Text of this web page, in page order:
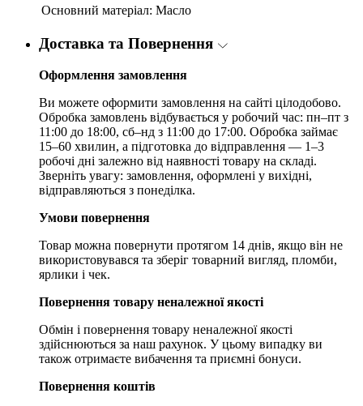
Основний матеріал: Масло
Доставка та Повернення
Оформлення замовлення
Ви можете оформити замовлення на сайті цілодобово.
Обробка замовлень відбувається у робочий час: пн–пт з
11:00 до 18:00, сб–нд з 11:00 до 17:00. Обробка займає
15–60 хвилин, а підготовка до відправлення — 1–3
робочі дні залежно від наявності товару на складі.
Зверніть увагу: замовлення, оформлені у вихідні,
відправляються з понеділка.
Умови повернення
Товар можна повернути протягом 14 днів, якщо він не
використовувався та зберіг товарний вигляд, пломби,
ярлики і чек.
Повернення товару неналежної якості
Обмін і повернення товару неналежної якості
здійснюються за наш рахунок. У цьому випадку ви
також отримаєте вибачення та приємні бонуси.
Повернення коштів